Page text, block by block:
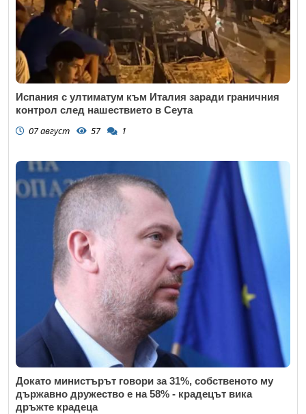
Испания с ултиматум към Италия заради граничния
контрол след нашествието в Сеута
07 август 57 1
Докато министърът говори за 31%, собственото му
държавно дружество е на 58% - крадецът вика
дръжте крадеца